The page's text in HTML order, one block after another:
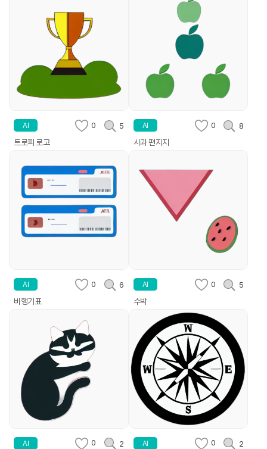
AI 0 5
트로피 로고
AI 0 8
사과 편지지
AI 0 6
비행기표
AI 0 5
수박
AI 0 2 AI 0 2